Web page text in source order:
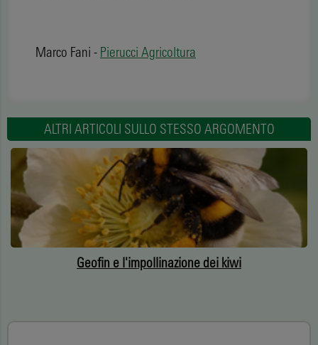
Marco Fani - Pierucci Agricoltura
ALTRI ARTICOLI SULLO STESSO ARGOMENTO
Geofin e l'impollinazione dei kiwi